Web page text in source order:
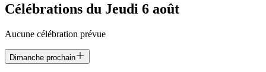
Célébrations du Jeudi 6 août
Aucune célébration prévue
Dimanche prochain